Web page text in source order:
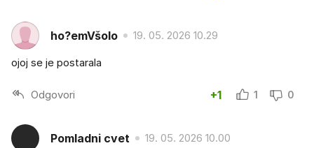
ho?emVšolo 19. 05. 2026 10.29
ojoj se je postarala
Odgovori +1 1 0
Pomladni cvet 19. 05. 2026 10.00